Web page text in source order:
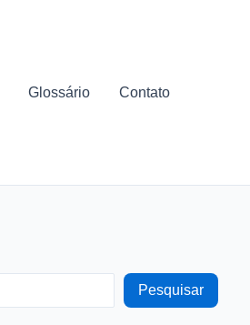
Glossário Contato
Pesquisar